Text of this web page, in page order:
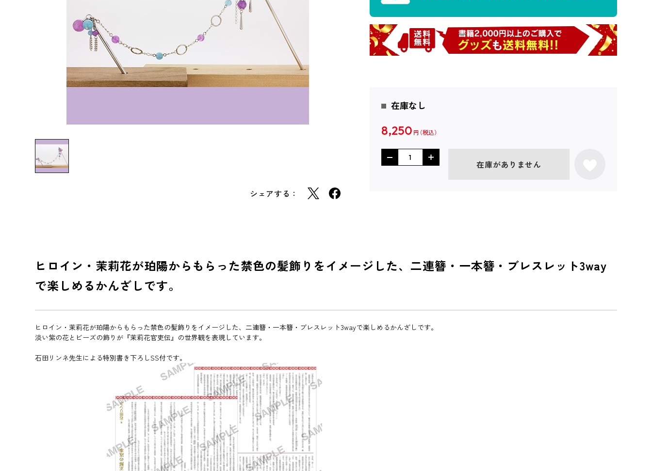
シェアする：
在庫なし
8,250 円
在庫がありません
ヒロイン・茉莉花が珀陽からもらった禁色の髪飾りをイメージした、二連簪・一本簪・ブレスレット3way
で楽しめるかんざしです。
ヒロイン・茉莉花が珀陽からもらった禁色の髪飾りをイメージした、二連簪・一本簪・ブレスレット3wayで楽しめるかんざしです。
淡い紫の花とビーズの飾りが『茉莉花官吏伝』の世界観を表現しています。
石田リンネ先生による特別書き下ろしSS付です。